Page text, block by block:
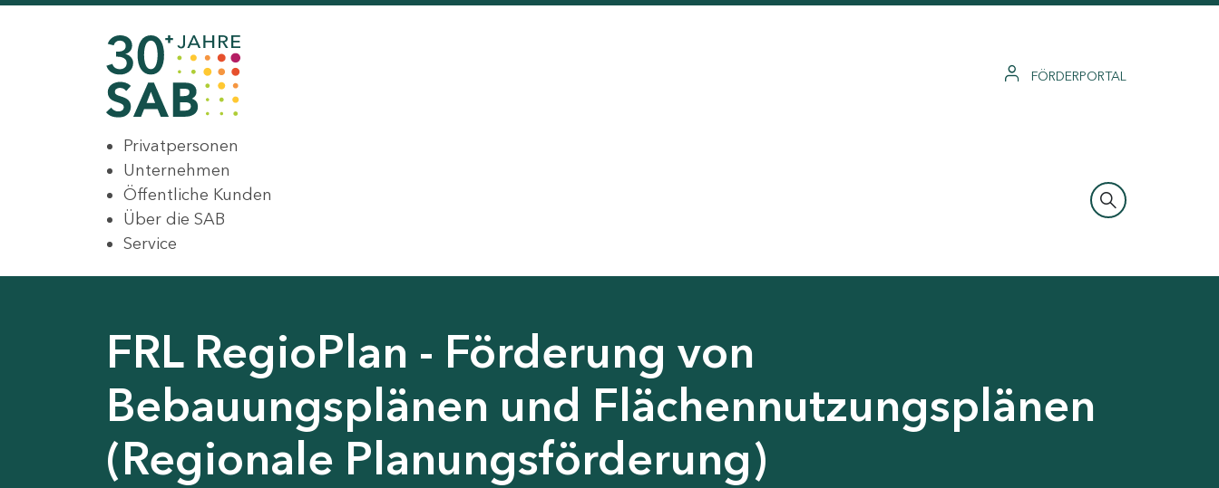
FÖRDERPORTAL
Privatpersonen
Unternehmen
Öffentliche Kunden
Über die SAB
Service
FRL RegioPlan - Förderung von
Bebauungsplänen und Flächennutzungsplänen
(Regionale Planungsförderung)